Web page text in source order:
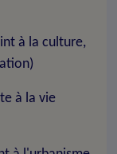
à la culture,
à la vie